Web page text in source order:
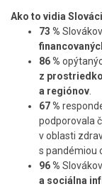
Ako to vidia
73 % Slovákov
86 %
z
a regiónov.
67 %
podporovala
v oblasti
s pandémiou
96 %
a sociálna